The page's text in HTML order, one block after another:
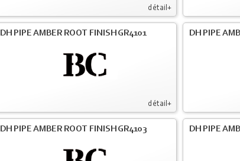
détail+
détail+
DH PIPE AMBER ROOT FINISH GR4101 DH PIPE
DH PIPE AMBER ROOT FINISH GR4103 DH PIPE